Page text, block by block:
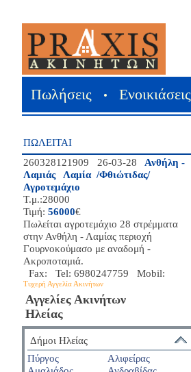
Πωλήσεις • Ενοικιάσεις
ΠΩΛΕΙΤΑΙ
260328121909 26-03-28
Ανθήλη -
Λαμιάς Λαμία /Φθιώτιδας/
Αγροτεμάχιο
Τ.μ.:28000
Τιμή: 56000€
Πωλείται αγροτεμάχιο 28 στρέμματα
στην Ανθήλη - Λαμίας περιοχή
Γουρνοκούμασο με αναδομή -
Ακροποταμιά.
Fax: Tel: 6980247759 Mobil:
Τυχερή Αγγελία Ακινήτων
Αγγελίες Ακινήτων
Ηλείας
Δήμοι Ηλείας
Πύργος
Αλιφείρας